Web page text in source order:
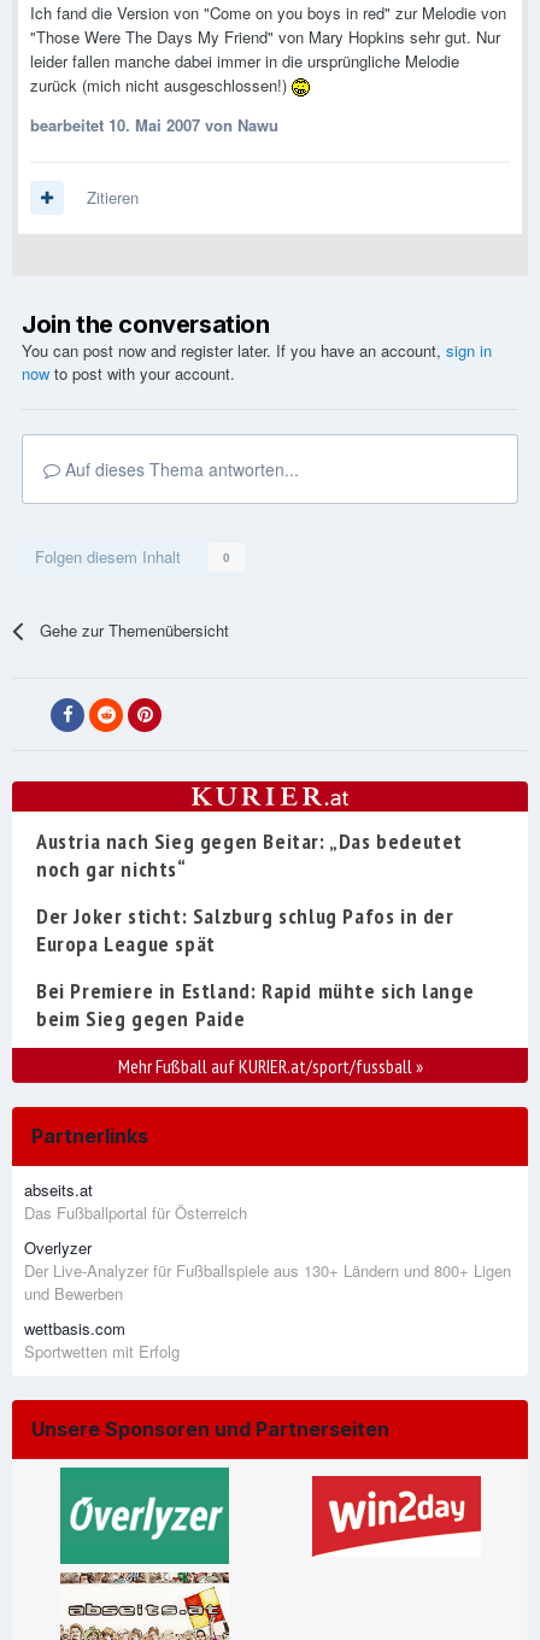
Ich fand die Version von "Come on you boys in red" zur Melodie von
"Those Were The Days My Friend" von Mary Hopkins sehr gut. Nur
leider fallen manche dabei immer in die ursprüngliche Melodie
zurück (mich nicht ausgeschlossen!)
bearbeitet 10. Mai 2007 von Nawu
Zitieren
Join the conversation
You can post now and register later. If you have an account, sign in
now to post with your account.
Auf dieses Thema antworten...
Folgen diesem Inhalt 0
Gehe zur Themenübersicht
Austria nach Sieg gegen Beitar: „Das bedeutet
noch gar nichts“
Der Joker sticht: Salzburg schlug Pafos in der
Europa League spät
Bei Premiere in Estland: Rapid mühte sich lange
beim Sieg gegen Paide
Mehr Fußball auf KURIER.at/sport/fussball»
Partnerlinks
abseits.at
Das Fußballportal für Österreich
Overlyzer
Der Live-Analyzer für Fußballspiele aus 130+ Ländern und 800+ Ligen
und Bewerben
wettbasis.com
Sportwetten mit Erfolg
Unsere Sponsoren und Partnerseiten